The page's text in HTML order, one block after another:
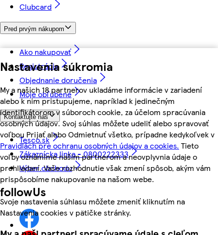
Nastavenia súkromia
My a našich 18 partnerov ukladáme informácie v zariadení
alebo k nim pristupujeme, napríklad k jedinečným
identifikátorom v súboroch cookie, za účelom spracúvania
osobných údajov. Svoj súhlas môžete udeliť alebo spravovať
voľbou Prijať alebo Odmietnuť všetko, prípadne kedykoľvek v
Pravidlách pre ochranu osobných údajov a cookies. Tieto
voľby oznámime našim partnerom a neovplyvnia údaje o
prehliadaní. Vaše rozhodnutie však zmení spôsob, akým vám
prispôsobíme nakupovanie na našom webe.
Svoje nastavenia súhlasu môžete zmeniť kliknutím na
Nastavenia cookies v pätičke stránky.
Clubcard
Pred prvým nákupom
Ako nakupovať
Registrácia
Objednanie doručenia
Moje obľúbené
Kontaktujte nás
Tesco.sk
Zákaznícka linka - 0800222333
Výber obchodu
followUs